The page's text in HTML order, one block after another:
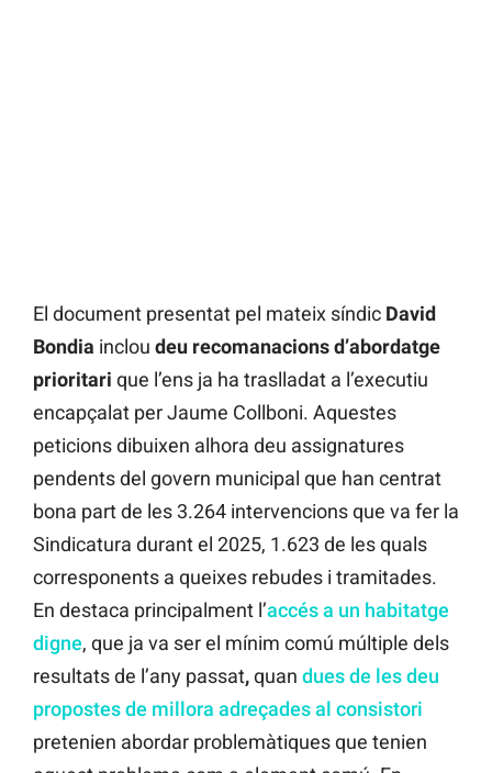
El document presentat pel mateix síndic David
Bondia inclou deu recomanacions d’abordatge
prioritari que l’ens ja ha traslladat a l’executiu
encapçalat per Jaume Collboni. Aquestes
peticions dibuixen alhora deu assignatures
pendents del govern municipal que han centrat
bona part de les 3.264 intervencions que va fer la
Sindicatura durant el 2025, 1.623 de les quals
corresponents a queixes rebudes i tramitades.
En destaca principalment l’accés a un habitatge
digne, que ja va ser el mínim comú múltiple dels
resultats de l’any passat,quan dues de les deu
propostes de millora adreçades al consistori
pretenien abordar problemàtiques que tenien